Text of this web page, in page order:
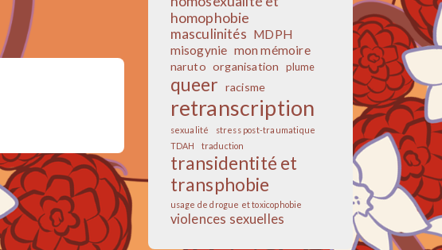
homophobie
masculinités MDPH
misogynie mon mémoire
naruto organisation plume
queer racisme
retranscription
sexualité
stress post-traumatique
TDAH
traduction
transidentité et
transphobie
usage de drogue et toxicophobie
violences sexuelles